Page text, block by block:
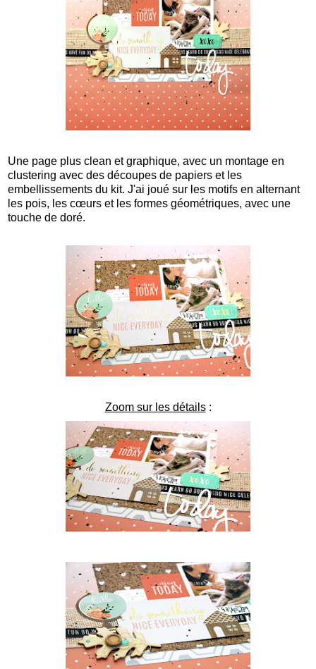
Une page plus clean et graphique, avec un montage en
clustering avec des découpes de papiers et les
embellissements du kit. J'ai joué sur les motifs en alternant
les pois, les cœurs et les formes géométriques, avec une
touche de doré.
Zoom sur les détails: